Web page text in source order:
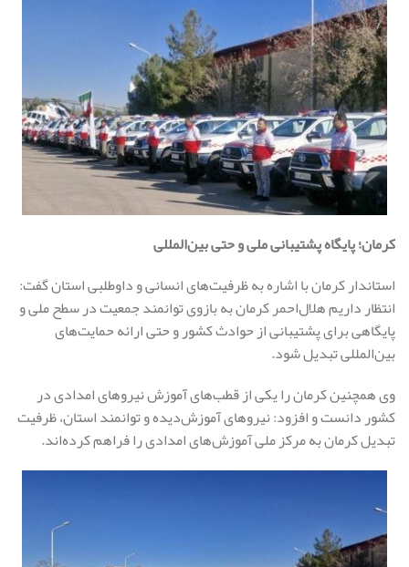
کرمان؛ پایگاه پشتیبانی ملی و حتی بین‌المللی
استاندار کرمان با اشاره به ظرفیت‌های انسانی و داوطلبی استان گفت:
انتظار داریم هلال‌احمر کرمان به بازوی توانمند جمعیت در سطح ملی و
پایگاهی برای پشتیبانی از حوادث کشور و حتی ارائه حمایت‌های
بین‌المللی تبدیل شود.
وی همچنین کرمان را یکی از قطب‌های آموزش نیروهای امدادی در
کشور دانست و افزود: نیروهای آموزش‌دیده و توانمند استان، ظرفیت
تبدیل کرمان به مرکز ملی آموزش‌های امدادی را فراهم کرده‌اند.